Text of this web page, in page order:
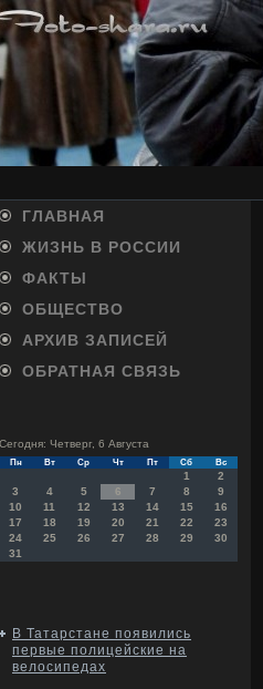
ГЛАВНАЯ
ЖИЗНЬ В РОССИИ
ФАКТЫ
ОБЩЕСТВО
АРХИВ ЗАПИСЕЙ
ОБРАТНАЯ СВЯЗЬ
Сегодня: Четверг, 6 Августа
Пн Вт Ср Чт Пт Сб Вс
1
2
3
4 5 6 7 8
9
10
11 12 13 14 15
16
17
18 19 20 21 22
23
24
25 26 27 28 29
30
31
В Татарстане появились
первые полицейские на
велосипедах